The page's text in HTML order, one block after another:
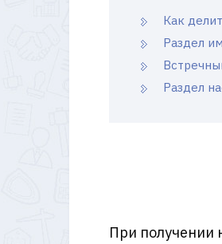
Как
Раздел
Раздел
При получении